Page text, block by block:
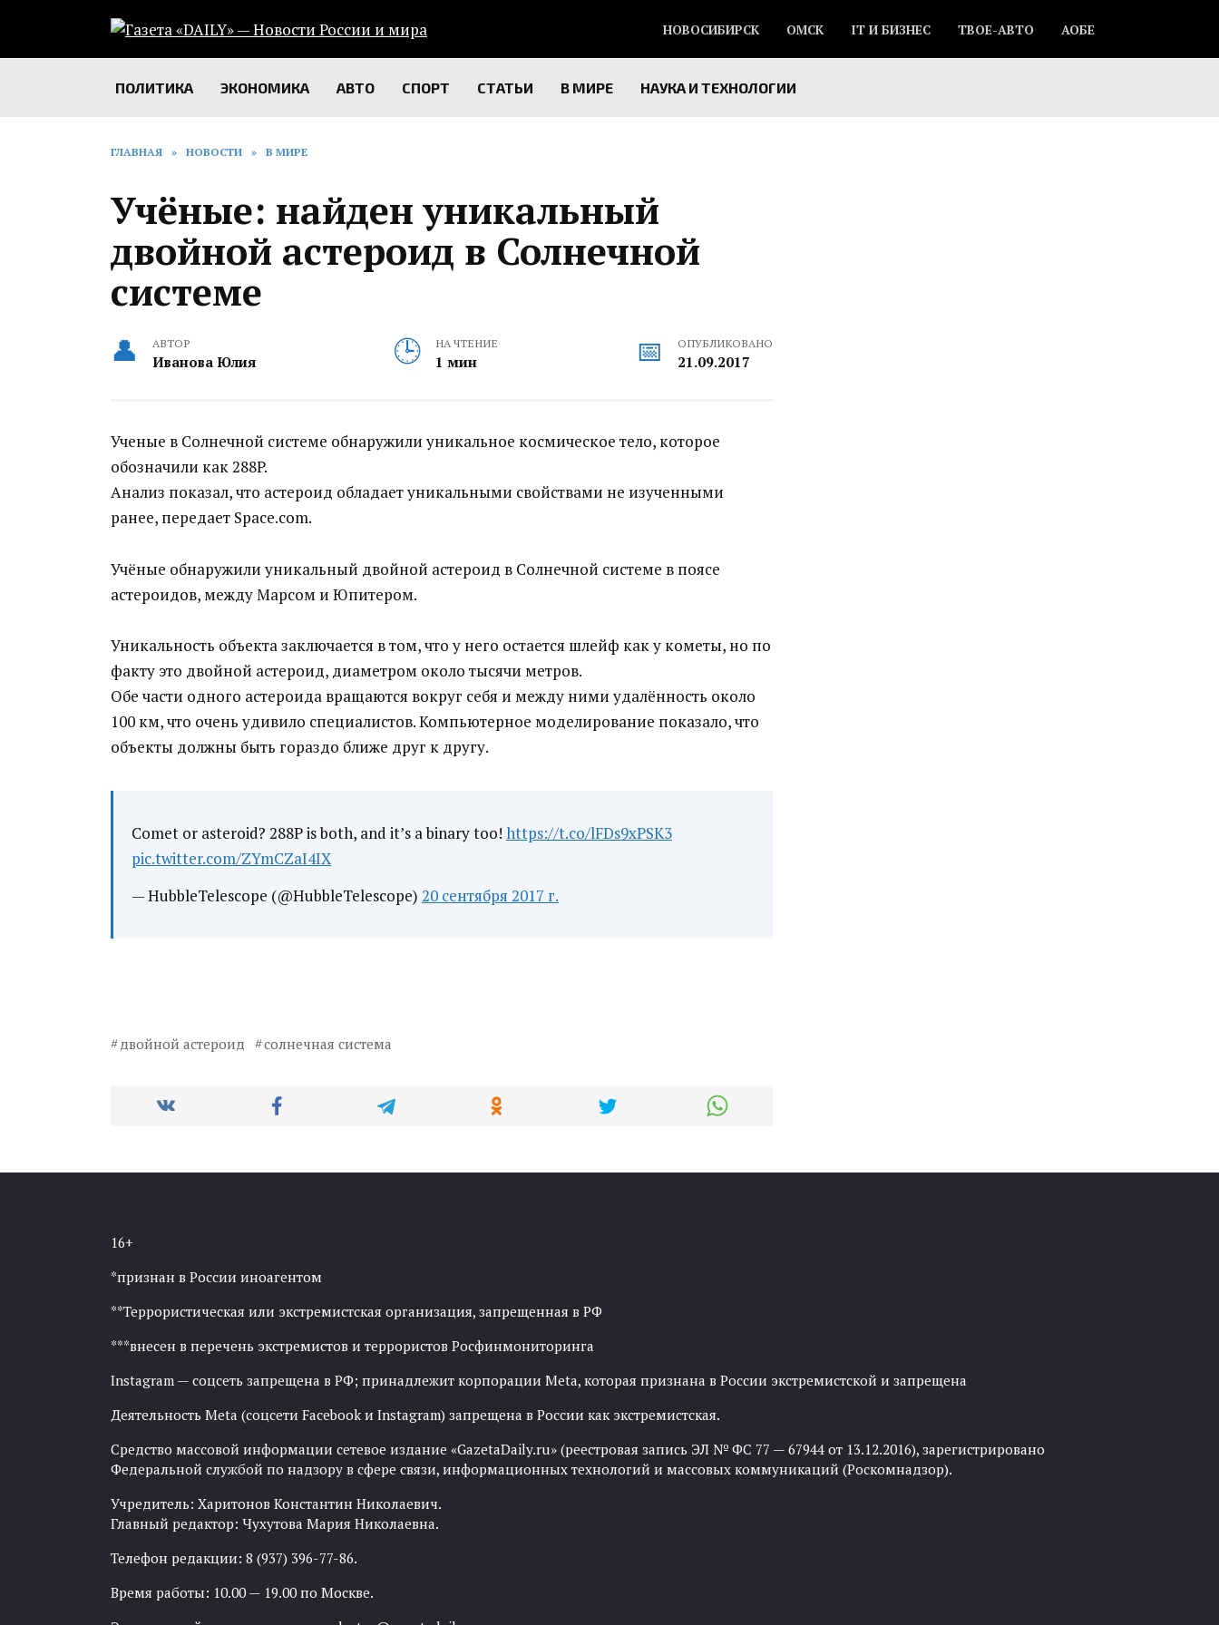
содержанию
НОВОСИБИРСК ОМСК IT И БИЗНЕС ТВОЕ-АВТО АОБЕ
ПОЛИТИКА ЭКОНОМИКА АВТО СПОРТ СТАТЬИ В МИРЕ НАУКА И ТЕХНОЛОГИИ
ГЛАВНАЯ » НОВОСТИ » В МИРЕ
Учёные: найден уникальный
двойной астероид в Солнечной
системе
АВТОР
Иванова Юлия
НА ЧТЕНИЕ
1 мин
ОПУБЛИКОВАНО
21.09.2017
Ученые в Солнечной системе обнаружили уникальное космическое тело, которое
обозначили как 288P.
Анализ показал, что астероид обладает уникальными свойствами не изученными
ранее, передает Space.com.
Учёные обнаружили уникальный двойной астероид в Солнечной системе в поясе
астероидов, между Марсом и Юпитером.
Уникальность объекта заключается в том, что у него остается шлейф как у кометы, но по
факту это двойной астероид, диаметром около тысячи метров.
Обе части одного астероида вращаются вокруг себя и между ними удалённость около
100 км, что очень удивило специалистов. Компьютерное моделирование показало, что
объекты должны быть гораздо ближе друг к другу.
Comet or asteroid? 288P is both, and it’s a binary too! https://t.co/lFDs9xPSK3
pic.twitter.com/ZYmCZaI4IX
— HubbleTelescope (@HubbleTelescope) 20 сентября 2017 г.
двойной астероид солнечная система
16+
*признан в России иноагентом
**Террористическая или экстремистская организация, запрещенная в РФ
***внесен в перечень экстремистов и террористов Росфинмониторинга
Instagram — соцсеть запрещена в РФ; принадлежит корпорации Meta, которая признана в России экстремистской и запрещена
Деятельность Meta (соцсети Facebook и Instagram) запрещена в России как экстремистская.
Средство массовой информации сетевое издание «GazetaDaily.ru» (реестровая запись ЭЛ № ФС 77 — 67944 от 13.12.2016), зарегистрировано
Федеральной службой по надзору в сфере связи, информационных технологий и массовых коммуникаций (Роскомнадзор).
Учредитель: Харитонов Константин Николаевич.
Главный редактор: Чухутова Мария Николаевна.
Телефон редакции: 8 (937) 396-77-86.
Время работы: 10.00 — 19.00 по Москве.